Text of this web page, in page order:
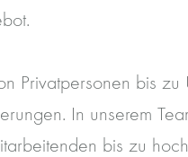
Privatpersonen bis
In unserem
bis zu